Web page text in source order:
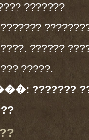
???????
??????
?????.
???????